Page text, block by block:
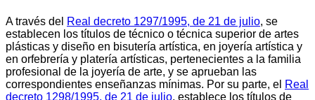
A través del Real decreto 1297/1995, de 21 de julio, se
establecen los títulos de técnico o técnica superior de artes
plásticas y diseño en bisutería artística, en joyería artística y
en orfebrería y platería artísticas, pertenecientes a la familia
profesional de la joyería de arte, y se aprueban las
correspondientes enseñanzas mínimas. Por su parte, el Real
decreto 1298/1995, de 21 de julio, establece los títulos de